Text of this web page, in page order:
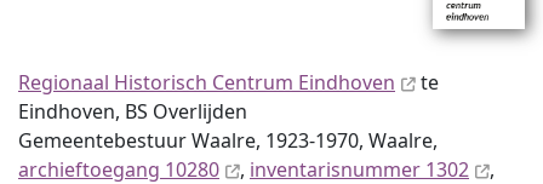
Regionaal Historisch Centrum Eindhoven
te
Eindhoven, BS Overlijden
Gemeentebestuur Waalre, 1923-1970, Waalre,
archieftoegang 10280
, inventaris­num­mer 1302
,